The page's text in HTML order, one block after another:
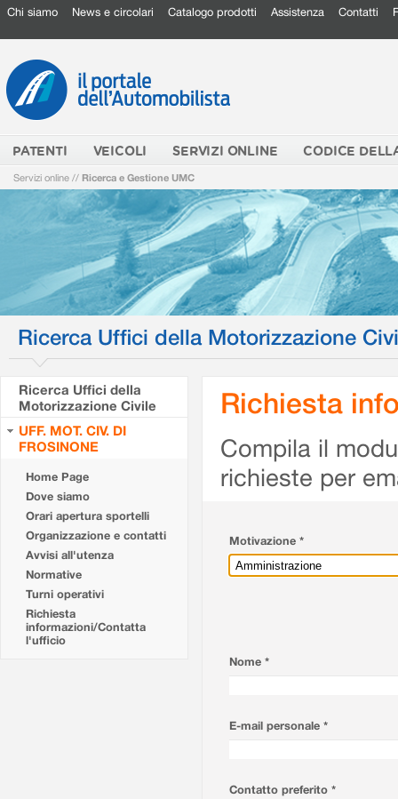
Chi siamo News e circolari Catalogo prodotti Assistenza Contatti
PATENTI VEICOLI SERVIZI ONLINE CODICE
Servizi online // Ricerca e Gestione UMC
Ricerca Uffici della Motorizzazione
Ricerca Uffici della
Motorizzazione Civile
UFF. MOT. CIV. DI
FROSINONE
Home Page
Dove siamo
Orari apertura sportelli
Organizzazione e contatti
Avvisi all'utenza
Normative
Turni operativi
Richiesta
informazioni/Contatta
l'ufficio
Richiesta
Compila il
richieste per
Motivazione *
Nome *
E-mail personale *
Contatto preferito *